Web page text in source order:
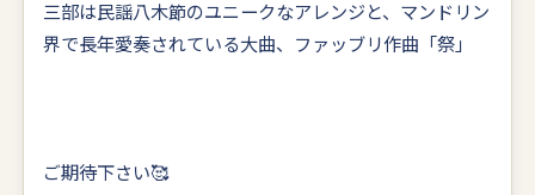
三部は民謡八木節のユニークなアレンジと、マンドリン
界で長年愛奏されている大曲、ファッブリ作曲「祭」
ご期待下さい🥰